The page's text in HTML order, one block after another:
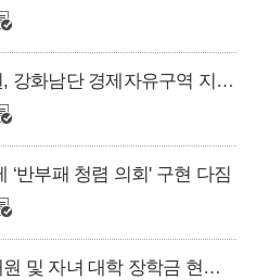
인천시의회 박용철 의원, 강화남단 경제자유구역 지정 추진 시 수도권과 강화를 잇는 방안까지 추가로 검토해야
‘반부패 청렴 의회' 구현 다짐
인천시의회, 의용소방대원 및 자녀 대학 장학금 현실화로 사기진작